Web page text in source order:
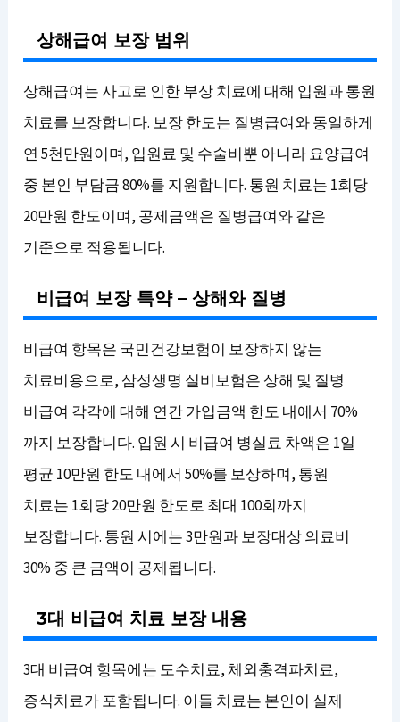
상해급여 보장 범위
상해급여는 사고로 인한 부상 치료에 대해 입원과 통원
치료를 보장합니다. 보장 한도는 질병급여와 동일하게
연 5천만원이며, 입원료 및 수술비뿐 아니라 요양급여
중 본인 부담금 80%를 지원합니다. 통원 치료는 1회당
20만원 한도이며, 공제금액은 질병급여와 같은
기준으로 적용됩니다.
비급여 보장 특약 – 상해와 질병
비급여 항목은 국민건강보험이 보장하지 않는
치료비용으로, 삼성생명 실비보험은 상해 및 질병
비급여 각각에 대해 연간 가입금액 한도 내에서 70%
까지 보장합니다. 입원 시 비급여 병실료 차액은 1일
평균 10만원 한도 내에서 50%를 보상하며, 통원
치료는 1회당 20만원 한도로 최대 100회까지
보장합니다. 통원 시에는 3만원과 보장대상 의료비
30% 중 큰 금액이 공제됩니다.
3대 비급여 치료 보장 내용
3대 비급여 항목에는 도수치료, 체외충격파치료,
증식치료가 포함됩니다. 이들 치료는 본인이 실제